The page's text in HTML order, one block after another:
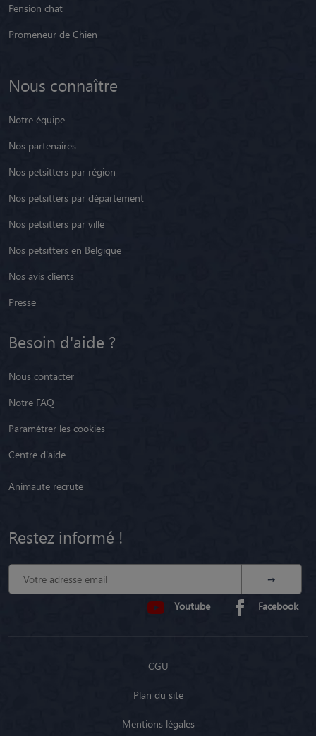
Pension chat
Promeneur de Chien
Nous connaître
Notre équipe
Nos partenaires
Nos petsitters par région
Nos petsitters par département
Nos petsitters par ville
Nos petsitters en Belgique
Nos avis clients
Presse
Besoin d'aide ?
Nous contacter
Notre FAQ
Paramétrer les cookies
Centre d'aide
Animaute recrute
Restez informé !
Youtube Facebook
CGU
Plan du site
Mentions légales